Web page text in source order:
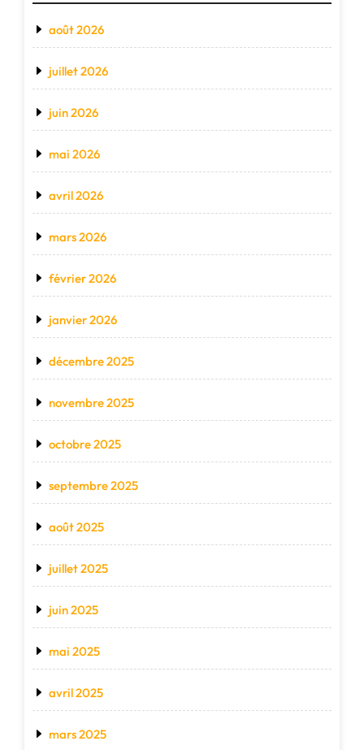
août 2026
juillet 2026
juin 2026
mai 2026
avril 2026
mars 2026
février 2026
janvier 2026
décembre 2025
novembre 2025
octobre 2025
septembre 2025
août 2025
juillet 2025
juin 2025
mai 2025
avril 2025
mars 2025